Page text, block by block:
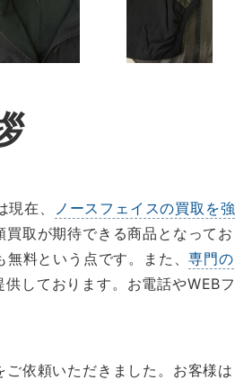
在、
ノースフェイスの買取を強
取が期待できる商品となってお
無料という点です。また、専門の
しております。お電話やWEBフ
依頼いただきました。お客様は